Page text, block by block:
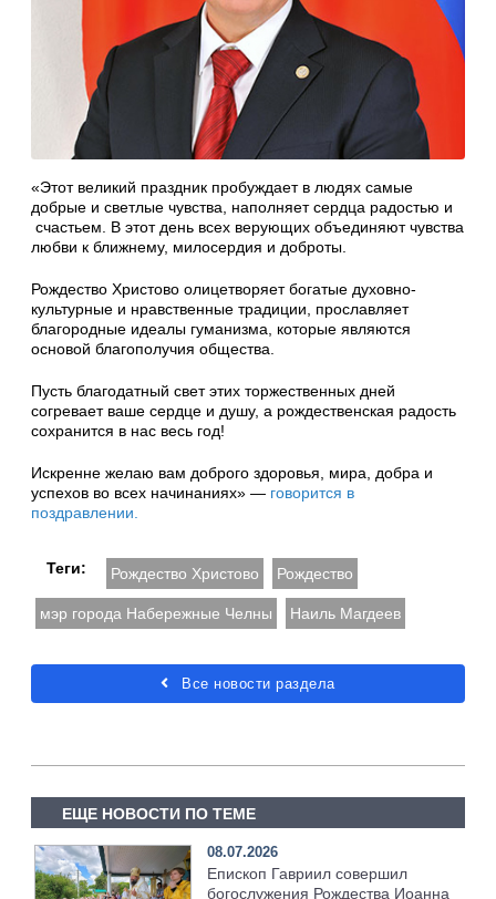
«Этот великий праздник пробуждает в людях самые
добрые и светлые чувства, наполняет сердца радостью и
счастьем. В этот день всех верующих объединяют чувства
любви к ближнему, милосердия и доброты.
Рождество Христово олицетворяет богатые духовно-
культурные и нравственные традиции, прославляет
благородные идеалы гуманизма, которые являются
основой благополучия общества.
Пусть благодатный свет этих торжественных дней
согревает ваше сердце и душу, а рождественская радость
сохранится в нас весь год!
Искренне желаю вам доброго здоровья, мира, добра и
успехов во всех начинаниях» — говорится в
поздравлении.
Теги: Рождество Христово Рождество
мэр города Набережные Челны Наиль Магдеев
Все новости раздела
ЕЩЕ НОВОСТИ ПО ТЕМЕ
08.07.2026
Епископ Гавриил совершил
богослужения Рождества Иоанна